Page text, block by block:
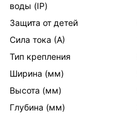
воды (IP)
Защита от детей
Сила тока (А)
Тип крепления
Ширина (мм)
Высота (мм)
Глубина (мм)